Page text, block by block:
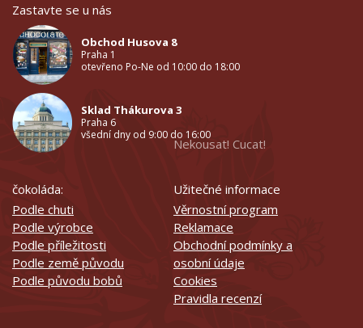
Zastavte se u nás
Obchod Husova 8
Praha 1
otevřeno Po-Ne od 10:00 do 18:00
Sklad Thákurova 3
Praha 6
všední dny od 9:00 do 16:00
čokoláda:
Podle chuti
Podle výrobce
Podle příležitosti
Podle země původu
Podle původu bobů
Nekousat! Cucat!
Užitečné informace
Věrnostní program
Reklamace
Obchodní podmínky a
osobní údaje
Cookies
Pravidla recenzí